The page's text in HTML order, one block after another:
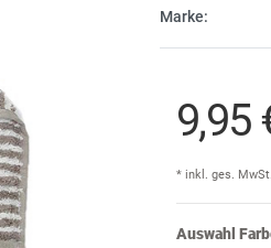
Marke:
9,95
* inkl. ges.
Auswahl